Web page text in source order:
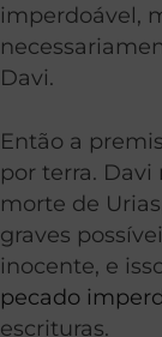
imperdoável,
Davi.
Então a
por terra. Davi
morte de
graves
inocente, e
pecado
escrituras.